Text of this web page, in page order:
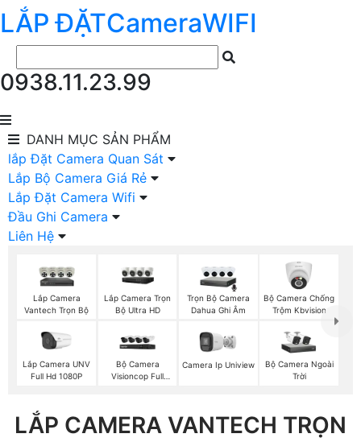
LẮP ĐẶTCameraWIFI
0938.11.23.99
DANH MỤC SẢN PHẨM
lắp Đặt Camera Quan Sát
Lắp Bộ Camera Giá Rẻ
Lắp Đặt Camera Wifi
Đầu Ghi Camera
Liên Hệ
Lắp Camera
Vantech Trọn Bộ
Lắp Camera Trọn
Bộ Ultra HD
Trọn Bộ Camera
Dahua Ghi Âm
Bộ Camera Chống
Trộm Kbvision
Lắp Camera UNV
Full Hd 1080P
Bộ Camera
Visioncop Full
Camera Ip Uniview
Bộ Camera Ngoài
Trời
LẮP CAMERA VANTECH TRỌN